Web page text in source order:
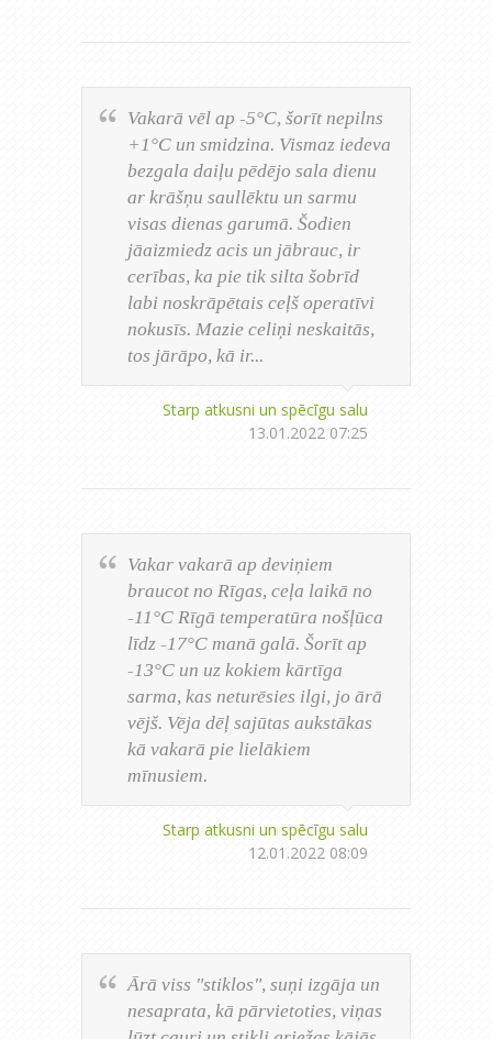
Vakarā vēl ap -5°C, šorīt nepilns
+1°C un smidzina. Vismaz iedeva
bezgala daiļu pēdējo sala dienu
ar krāšņu saullēktu un sarmu
visas dienas garumā. Šodien
jāaizmiedz acis un jābrauc, ir
cerības, ka pie tik silta šobrīd
labi noskrāpētais ceļš operatīvi
nokusīs. Mazie celiņi neskaitās,
tos jārāpo, kā ir...
Starp atkusni un spēcīgu salu
13.01.2022 07:25
Vakar vakarā ap deviņiem
braucot no Rīgas, ceļa laikā no
-11°C Rīgā temperatūra nošļūca
līdz -17°C manā galā. Šorīt ap
-13°C un uz kokiem kārtīga
sarma, kas neturēsies ilgi, jo ārā
vējš. Vēja dēļ sajūtas aukstākas
kā vakarā pie lielākiem
mīnusiem.
Starp atkusni un spēcīgu salu
12.01.2022 08:09
Ārā viss "stiklos", suņi izgāja un
nesaprata, kā pārvietoties, viņas